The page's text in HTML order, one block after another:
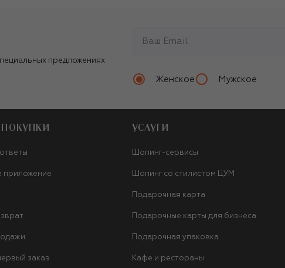
предложениях
Женское Мужское
приложение
заказ
УСЛУГИ
Шопинг-сервисы
Шопинг со стилистом ЦУМ
Подарочная карта
Подарочные карты для бизнеса
Подарочная упаковка
Кафе и рестораны